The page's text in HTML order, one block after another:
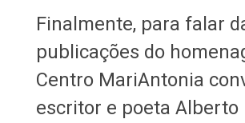
Finalmente, para falar
publicações do
Centro MariAntonia
escritor e poeta